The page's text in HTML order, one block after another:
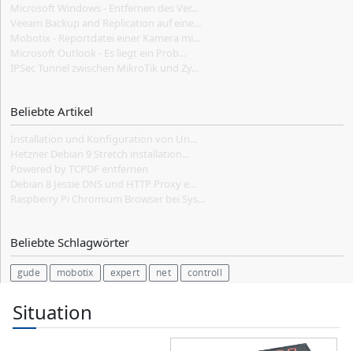
Microsoft Windows - Entfernen des Ver...
Veeam Backup and Replication auf eine...
Mobotix - Reportdatei einer Kamera mi...
Microsoft Outlook - Es liegt ein Prob...
IPSec Tunnel zwischen MikroTik und Zy...
Beliebte Artikel
Installation und Konfiguration von Un...
Hetzner Debian 9 Stretch installation...
Powered by TCPDF entfernen
Debian 8 Jessie DNS und HTTP Proxy e...
Raspberry Pi Chromium Browser bei Sys...
Beliebte Schlagwörter
gude mobotix expert net controll
Situation